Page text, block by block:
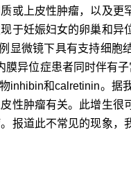
或上皮性肿瘤，以及更
于妊娠妇女的卵巢和异
显微镜下具有支持细胞
异位症患者同时伴有
inhibin和calretinin。据
性肿瘤有关。此增生很
报道此不常见的现象，